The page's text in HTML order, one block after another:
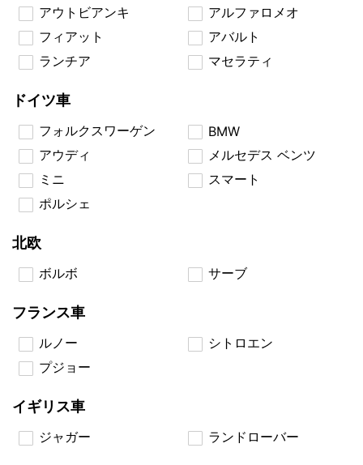
アウトビアンキ
アルファロメオ
フィアット
アバルト
ランチア
マセラティ
ドイツ車
フォルクスワーゲン
BMW
アウディ
メルセデス ベンツ
ミニ
スマート
ポルシェ
北欧
ボルボ サーブ
フランス車
ルノー
シトロエン
プジョー
イギリス車
ジャガー ランドローバー